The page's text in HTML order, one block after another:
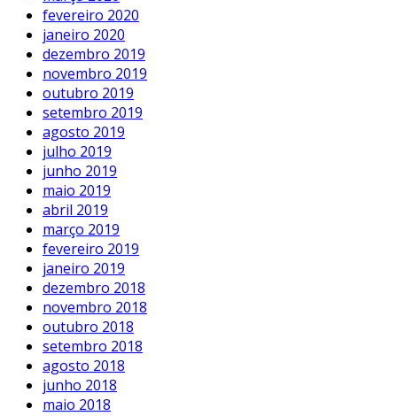
fevereiro 2020
janeiro 2020
dezembro 2019
novembro 2019
outubro 2019
setembro 2019
agosto 2019
julho 2019
junho 2019
maio 2019
abril 2019
março 2019
fevereiro 2019
janeiro 2019
dezembro 2018
novembro 2018
outubro 2018
setembro 2018
agosto 2018
junho 2018
maio 2018